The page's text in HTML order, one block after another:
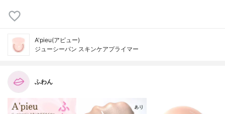
A'pieu(アピュー)
ジューシーパン スキンケアプライマー
ふわん